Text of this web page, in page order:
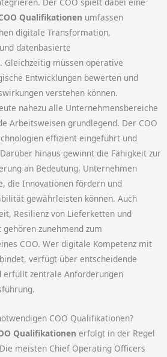
Qualifikationen umfassen
digitale Transformation,
datenbasierte
Gleichzeitig müssen operative
Entwicklungen bewerten und
verstehen können.
nahezu alle Unternehmensbereiche
Arbeitsweisen grundlegend. Der COO
effizient eingeführt und
hinaus gewinnt die Fähigkeit zur
an Bedeutung. Unternehmen
die Innovationen fördern und
gewährleisten können. Auch
Resilienz von Lieferketten und
zunehmend zum
COO. Wer digitale Kompetenz mit
verfügt über entscheidende
zentrale Anforderungen
COO Qualifikationen?
Qualifikationen erfolgt in der Regel
meisten Chief Operating Officers